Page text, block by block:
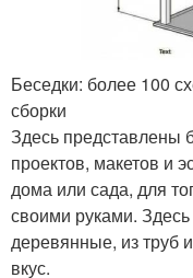
Беседки: более 100
сборки
Здесь представлены
проектов, макетов и
дома или сада, для
своими руками.
деревянные, из труб
вкус.